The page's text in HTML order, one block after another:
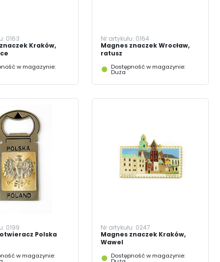
0163
Kraków,
w magazynie:
Nr artykułu: 0164
Magnes znaczek Wrocław,
ratusz
Dostępność w magazynie:
Duża
0199
Polska
w magazynie:
Nr artykułu: 0247
Magnes znaczek Kraków,
Wawel
Dostępność w magazynie: